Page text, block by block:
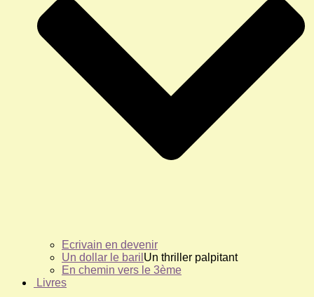
Ecrivain en devenir
Un dollar le baril Un thriller palpitant
En chemin vers le 3ème
Livres